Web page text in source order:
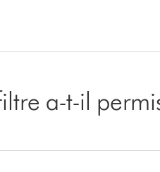
a-t-il